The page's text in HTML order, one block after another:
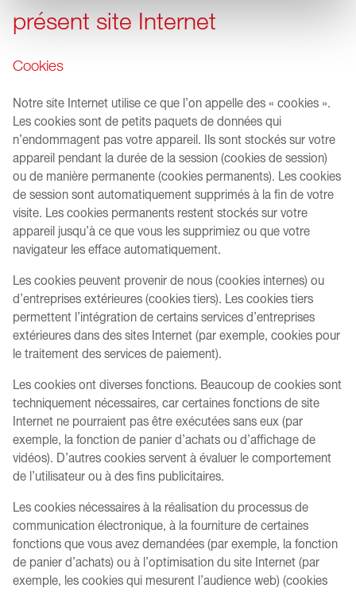
présent site Internet
Cookies
Notre site Internet utilise ce que l’on appelle des « cookies ».
Les cookies sont de petits paquets de données qui
n’endommagent pas votre appareil. Ils sont stockés sur votre
appareil pendant la durée de la session (cookies de session)
ou de manière permanente (cookies permanents). Les cookies
de session sont automatiquement supprimés à la fin de votre
visite. Les cookies permanents restent stockés sur votre
appareil jusqu’à ce que vous les supprimiez ou que votre
navigateur les efface automatiquement.
Les cookies peuvent provenir de nous (cookies internes) ou
d’entreprises extérieures (cookies tiers). Les cookies tiers
permettent l’intégration de certains services d’entreprises
extérieures dans des sites Internet (par exemple, cookies pour
le traitement des services de paiement).
Les cookies ont diverses fonctions. Beaucoup de cookies sont
techniquement nécessaires, car certaines fonctions de site
Internet ne pourraient pas être exécutées sans eux (par
exemple, la fonction de panier d’achats ou d’affichage de
vidéos). D’autres cookies servent à évaluer le comportement
de l’utilisateur ou à des fins publicitaires.
Les cookies nécessaires à la réalisation du processus de
communication électronique, à la fourniture de certaines
fonctions que vous avez demandées (par exemple, la fonction
de panier d’achats) ou à l’optimisation du site Internet (par
exemple, les cookies qui mesurent l’audience web) (cookies